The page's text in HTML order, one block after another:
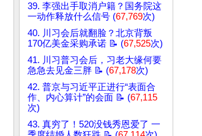
39. 李强出手取消户籍？国务院这
一动作释放什么信号 (67,769次)
40. 川习会后就翻脸？北京背叛
170亿美金采购承诺 📝 (67,525次)
41. 川习普习会后，习老大缘何要
急急去见金三胖 📝 (67,178次)
42. 普京与习近平正进行“表面合
作、内心算计”的会面 📝 (67,115
次)
43. 真穷了！520没钱秀恩爱了 一